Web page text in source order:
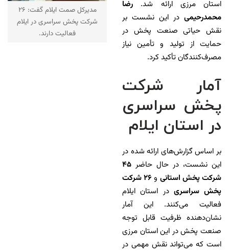
استان مرزی ارائه شد. رضا
محمدرحیمی در این نشست بر
نقش حیاتی صنعت پخش در
حمایت از تولید و تأمین نیاز
مصرف‌کنندگان تأکید کرد.
آمار شرکت‌
پخش سراسری
در استان ایلام
بر اساس گزارش‌های ارائه شده در
این نشست، در حال حاضر ۴۵
شرکت پخش استانی و
۲۶ شرکت
پخش سراسری در استان ایلام
فعالیت می‌کنند. این آمار
نشان‌دهنده ظرفیت قابل توجه
صنعت پخش در این استان مرزی
است که می‌تواند نقش مهمی در
مدیرکل صمت ایلام گفت: ۲۶
شرکت پخش سراسری در ایلام
فعالیت دارند.